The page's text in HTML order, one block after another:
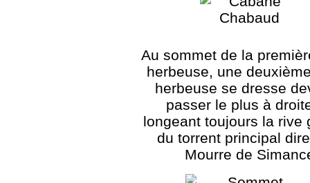
Au sommet de la
herbeuse, une
herbeuse se dresse
passer le plus à
longeant toujours la rive
du torrent principal
Mourre de